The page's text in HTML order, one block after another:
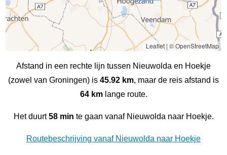
Leaflet| © OpenStreetMap
Afstand in een rechte lijn tussen Nieuwolda en Hoekje
(zowel van Groningen) is 45.92 km, maar de reis afstand is
64 kmlange route.
Het duurt58 min te gaan vanaf Nieuwolda naar Hoekje.
Routebeschrijving vanaf Nieuwolda naar Hoekje